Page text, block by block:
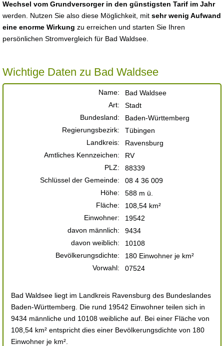
Wechsel vom Grundversorger in den günstigsten Tarif im Jahr
werden. Nutzen Sie also diese Möglichkeit, mit sehr wenig Aufwand
eine enorme Wirkung zu erreichen und starten Sie Ihren
persönlichen Stromvergleich für Bad Waldsee.
Wichtige Daten zu Bad Waldsee
Name:
Bad Waldsee
Art:
Stadt
Bundesland:
Baden-Württemberg
Regierungsbezirk:
Tübingen
Landkreis:
Ravensburg
Amtliches Kennzeichen:
RV
PLZ:
88339
Schlüssel der Gemeinde:
08 4 36 009
Höhe:
588 m ü.
Fläche:
108,54 km²
Einwohner:
19542
davon männlich:
9434
davon weiblich:
10108
Bevölkerungsdichte:
180 Einwohner je km²
Vorwahl:
07524
Bad Waldsee liegt im Landkreis Ravensburg des Bundeslandes
Baden-Württemberg. Die rund 19542 Einwohner teilen sich in
9434 männliche und 10108 weibliche auf. Bei einer Fläche von
108,54 km² entspricht dies einer Bevölkerungsdichte von 180
Einwohner je km².